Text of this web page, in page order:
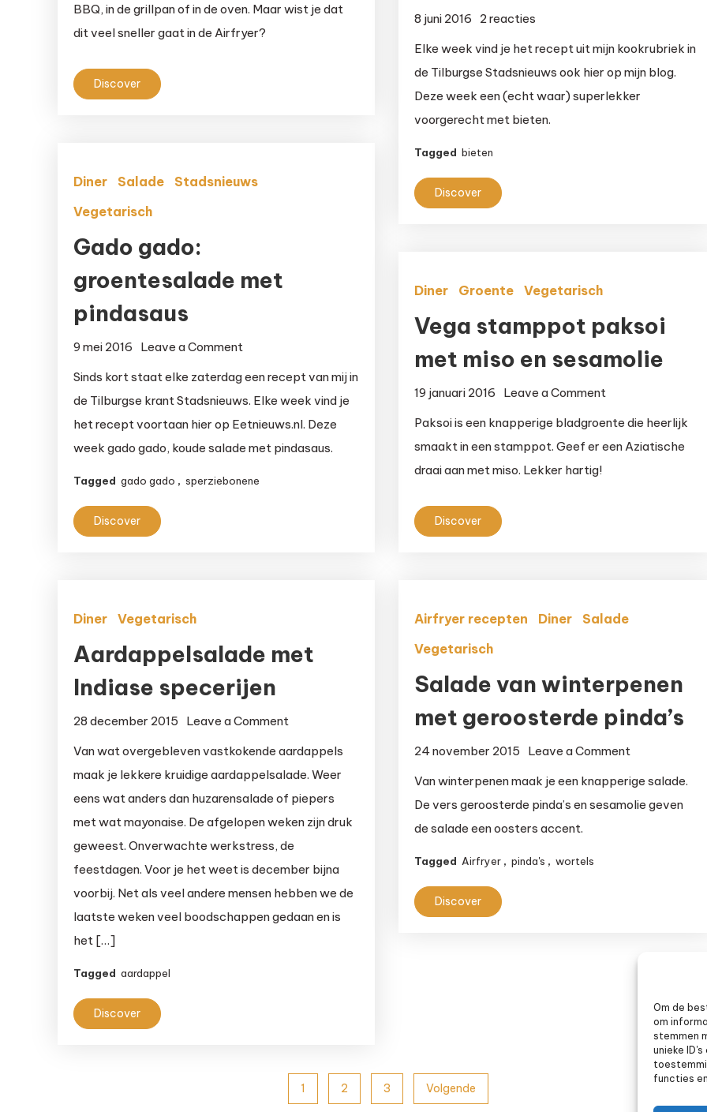
Om de
om
stemmen
unieke
functies
de
BBQ, in de grillpan of in de oven. Maar wist je dat
dit veel sneller gaat in de Airfryer?
Discover
8 juni 2016 2 reacties
feta
en
Elke week vind je het recept uit mijn kookrubriek in
de Tilburgse Stadsnieuws ook hier op mijn blog.
Deze week een (echt waar) superlekker
voorgerecht met bieten.
Tagged bieten
Discover
Diner Salade
Stadsnieuws
Vegetarisch
Gado gado:
groentesalade met
pindasaus
9 mei 2016 Leave a Comment
met
pindasaus
Sinds kort staat elke zaterdag een recept van mij in
de Tilburgse krant Stadsnieuws. Elke week vind je
het recept voortaan hier op Eetnieuws.nl. Deze
week gado gado, koude salade met pindasaus.
Tagged gado gado , sperziebonene
Discover
Diner Groente Vegetarisch
Vega stamppot paksoi
met miso en sesamolie
19 januari 2016 Leave a Comment
Paksoi is een knapperige bladgroente die heerlijk
smaakt in een stamppot. Geef er een Aziatische
draai aan met miso. Lekker hartig!
Discover
Diner Vegetarisch
Aardappelsalade met
Indiase specerijen
28 december 2015 Leave a Comment
specerijen
Van wat overgebleven vastkokende aardappels
maak je lekkere kruidige aardappelsalade. Weer
eens wat anders dan huzarensalade of piepers
met wat mayonaise. De afgelopen weken zijn druk
geweest. Onverwachte werkstress, de
feestdagen. Voor je het weet is december bijna
voorbij. Net als veel andere mensen hebben we de
laatste weken veel boodschappen gedaan en is
het […]
Tagged aardappel
Discover
Airfryer recepten Diner
Salade
Vegetarisch
Salade van winterpenen
met geroosterde pinda’s
24 november 2015 Leave a Comment
winterpenen
Van winterpenen maak je een knapperige salade.
De vers geroosterde pinda’s en sesamolie geven
de salade een oosters accent.
Tagged Airfryer , pinda's , wortels
Discover
1 2 3 Volgende